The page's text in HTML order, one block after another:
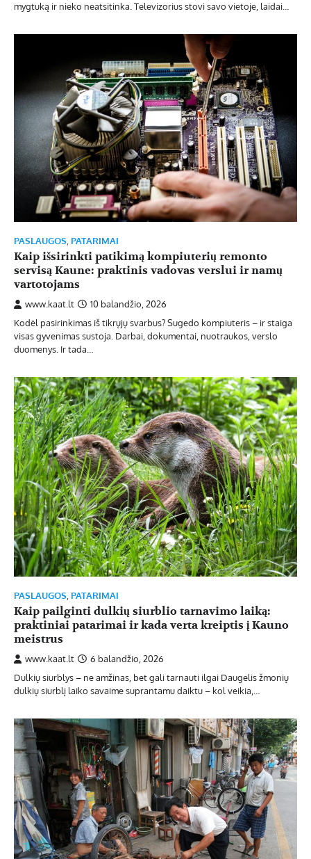
mygtuką ir nieko neatsitinka. Televizorius stovi savo vietoje, laidai…
PASLAUGOS, PATARIMAI
Kaip išsirinkti patikimą kompiuterių remonto
servisą Kaune: praktinis vadovas verslui ir namų
vartotojams
www.kaat.lt
10 balandžio, 2026
Kodėl pasirinkimas iš tikrųjų svarbus? Sugedo kompiuteris – ir staiga
visas gyvenimas sustoja. Darbai, dokumentai, nuotraukos, verslo
duomenys. Ir tada…
PASLAUGOS PATARIMAI
Kaip pailginti dulkių siurblio tarnavimo laiką:
praktiniai patarimai ir kada verta kreiptis į Kauno
meistrus
www.kaat.lt
6 balandžio, 2026
Dulkių siurblys – ne amžinas, bet gali tarnauti ilgai Daugelis žmonių
dulkių siurblį laiko savaime suprantamu daiktu – kol veikia,…